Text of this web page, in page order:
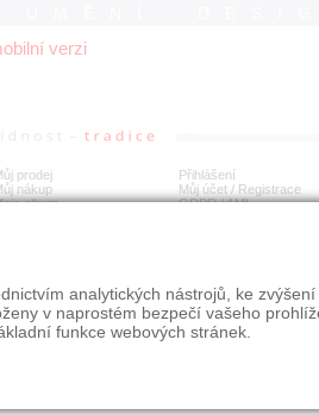
verzi
prodej
nákup
album
Přihlášení
Můj účet / Registrace
GDPR/AML
skla - JADE
analytických nástrojů, ke
v naprostém bezpečí vašeho
funkce webových stránek.